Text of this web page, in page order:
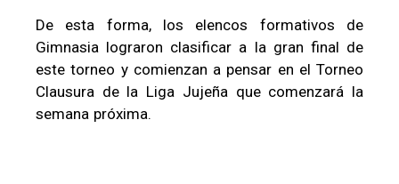
De esta forma, los elencos formativos de
Gimnasia lograron clasificar a la gran final de
este torneo y comienzan a pensar en el Torneo
Clausura de la Liga Jujeña que comenzará la
semana próxima.